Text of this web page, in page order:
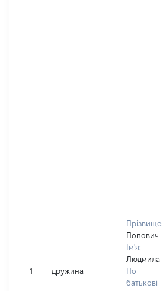
1 дружина
Прізвище:
Попович
Ім'я:
Людмила
По
батькові